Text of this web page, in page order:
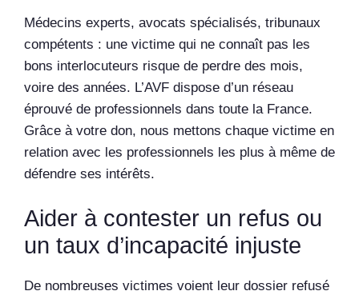
Médecins experts, avocats spécialisés, tribunaux
compétents : une victime qui ne connaît pas les
bons interlocuteurs risque de perdre des mois,
voire des années. L’AVF dispose d’un réseau
éprouvé de professionnels dans toute la France.
Grâce à votre don, nous mettons chaque victime en
relation avec les professionnels les plus à même de
défendre ses intérêts.
Aider à contester un refus ou
un taux d’incapacité injuste
De nombreuses victimes voient leur dossier refusé